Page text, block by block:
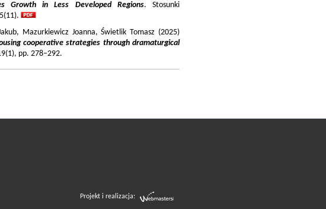
Growth in Less Developed Regions. Stosunki
Mazurkiewicz Joanna, Świetlik Tomasz (2025)
cooperative strategies through dramaturgical
pp. 278–292.
Projekt i realizacja: